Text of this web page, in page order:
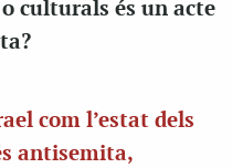
culturals és un acte
com l’estat dels
antisemita,